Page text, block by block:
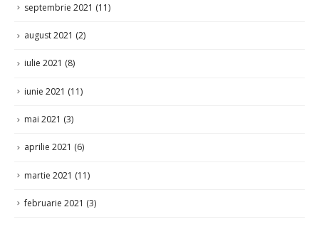
septembrie 2021 (11)
august 2021 (2)
iulie 2021 (8)
iunie 2021 (11)
mai 2021 (3)
aprilie 2021 (6)
martie 2021 (11)
februarie 2021 (3)